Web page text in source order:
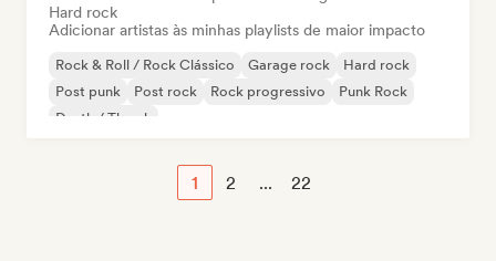
Hard rock
Adicionar artistas às minhas playlists de maior impacto
Rock & Roll / Rock Clássico Garage rock
Hard rock
Post punk
Post rock Rock progressivo
Punk Rock
Death / Thrash
1 2 ... 22